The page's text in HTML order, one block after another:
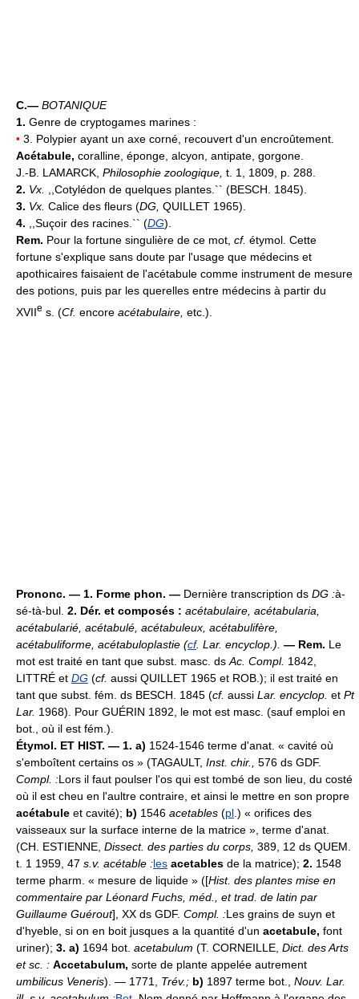
C.— BOTANIQUE
1. Genre de cryptogames marines :
• 3. Polypier ayant un axe corné, recouvert d'un encroûtement.
Acétabule, coralline, éponge, alcyon, antipate, gorgone.
J.-B. LAMARCK, Philosophie zoologique, t. 1, 1809, p. 288.
2. Vx.
,,Cotylédon de quelques plantes.`` (BESCH. 1845).
3. Vx. Calice des fleurs (DG, QUILLET 1965).
4.
,,Suçoir des racines.`` (DG).
Rem. Pour la fortune singulière de ce mot, cf. étymol. Cette
fortune s'explique sans doute par l'usage que médecins et
apothicaires faisaient de l'acétabule comme instrument de mesure
des potions, puis par les querelles entre médecins à partir du
XVIIe s. (Cf. encore acétabulaire, etc.).
Prononc. — 1. Forme phon. — Dernière transcription ds DG :à-
sé-tà-bul. 2. Dér. et composés : acétabulaire, acétabularia,
acétabularié, acétabulé, acétabuleux, acétabulifère,
acétabuliforme, acétabuloplastie (cf. Lar. encyclop.). — Rem. Le
mot est traité en tant que subst. masc. ds Ac. Compl. 1842,
LITTRÉ et DG (cf. aussi QUILLET 1965 et ROB.); il est traité en
tant que subst. fém. ds BESCH. 1845 (cf. aussi Lar. encyclop. et Pt
Lar. 1968). Pour GUÉRIN 1892, le mot est masc. (sauf emploi en
bot., où il est fém.).
Étymol. ET HIST. — 1. a) 1524-1546 terme d'anat. « cavité où
s'emboîtent certains os » (TAGAULT, Inst. chir.,
576 ds GDF.
Compl. :Lors il faut poulser l'os qui est tombé de son lieu, du costé
où il est cheu en l'aultre contraire, et ainsi le mettre en son propre
acétabule et cavité); b) 1546 acetables (pl .) « orifices des
vaisseaux sur la surface interne de la matrice », terme d'anat.
(CH. ESTIENNE, Dissect. des parties du corps, 389, 12 ds QUEM.
t. 1 1959, 47 s.v. acétable :les acetables de la matrice); 2. 1548
terme pharm. « mesure de liquide » ([Hist. des plantes mise en
commentaire par Léonard Fuchs, méd., et trad. de latin par
Guillaume Guérout], XX ds GDF. Compl. :Les grains de suyn et
d'hyeble, si on en boit jusques a la quantité d'un acetabule, font
uriner); 3. a) 1694 bot. acetabulum (T. CORNEILLE, Dict. des Arts
et sc. : Accetabulum, sorte de plante appelée autrement
umbilicus Veneris). — 1771, Trév.; b) 1897 terme bot., Nouv. Lar.